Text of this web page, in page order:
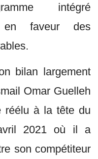
intégré
en faveur des
bilan largement
Omar Guelleh
réélu à la tête du
2021 où il a
son compétiteur